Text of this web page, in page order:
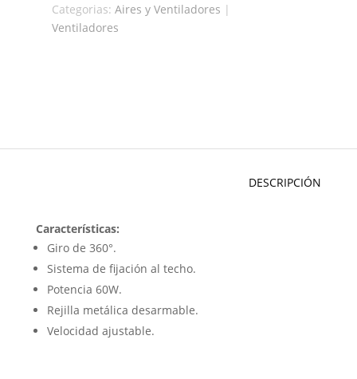
Categorias: Aires y Ventiladores |
Ventiladores
DESCRIPCIÓN
Características:
Giro de 360°.
Sistema de fijación al techo.
Potencia 60W.
Rejilla metálica desarmable.
Velocidad ajustable.